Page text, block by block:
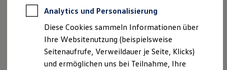
Professional Class bei Volkswagen
Behörden
Direktkunden
Sonderfahrzeuge
Anpfiff zum Gewinn
Elektromobilität
Hochglanzschwarz sowie der Frontdiffusor verleihen der
Front des
R
Motorsportcharakter. Zusätzlich kreieren die serienmäßigen
LED-Plus-Scheinwerfer mit der LED-Querstange und dem
beleuchteten „VW“-Logo ein völlig neues Licht-Design. Bei
Nachfahrten können Sie außerdem von bis zu 500 m
Analytics und Personalisierung
Diese Cookies sammeln Informationen über
Ihre Websitenutzung (beispielsweise
Seitenaufrufe, Verweildauer je Seite, Klicks)
und ermöglichen uns bei Teilnahme, Ihre